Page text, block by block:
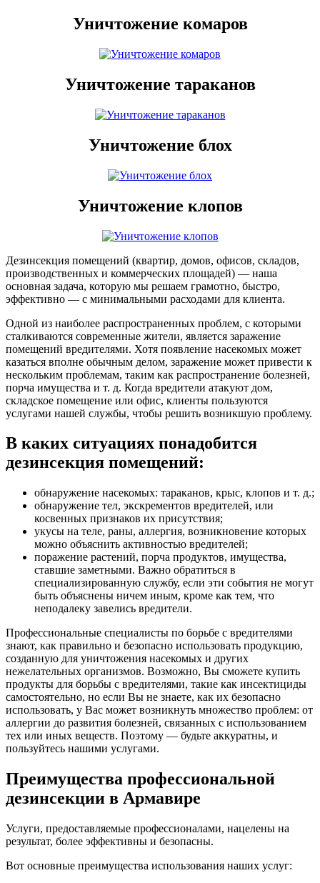
Уничтожение комаров
Уничтожение тараканов
Уничтожение блох
Уничтожение клопов
Дезинсекция помещений (квартир, домов, офисов, складов,
производственных и коммерческих площадей) — наша
основная задача, которую мы решаем грамотно, быстро,
эффективно — с минимальными расходами для клиента.
Одной из наиболее распространенных проблем, с которыми
сталкиваются современные жители, является заражение
помещений вредителями. Хотя появление насекомых может
казаться вполне обычным делом, заражение может привести к
нескольким проблемам, таким как распространение болезней,
порча имущества и т. д. Когда вредители атакуют дом,
складское помещение или офис, клиенты пользуются
услугами нашей службы, чтобы решить возникшую проблему.
В каких ситуациях понадобится
дезинсекция помещений:
обнаружение насекомых: тараканов, крыс, клопов и т. д.;
обнаружение тел, экскрементов вредителей, или
косвенных признаков их присутствия;
укусы на теле, раны, аллергия, возникновение которых
можно объяснить активностью вредителей;
поражение растений, порча продуктов, имущества,
ставшие заметными. Важно обратиться в
специализированную службу, если эти события не могут
быть объяснены ничем иным, кроме как тем, что
неподалеку завелись вредители.
Профессиональные специалисты по борьбе с вредителями
знают, как правильно и безопасно использовать продукцию,
созданную для уничтожения насекомых и других
нежелательных организмов. Возможно, Вы сможете купить
продукты для борьбы с вредителями, такие как инсектициды
самостоятельно, но если Вы не знаете, как их безопасно
использовать, у Вас может возникнуть множество проблем: от
аллергии до развития болезней, связанных с использованием
тех или иных веществ. Поэтому — будьте аккуратны, и
пользуйтесь нашими услугами.
Преимущества профессиональной
дезинсекции в Армавире
Услуги, предоставляемые профессионалами, нацелены на
результат, более эффективны и безопасны.
Вот основные преимущества использования наших услуг: